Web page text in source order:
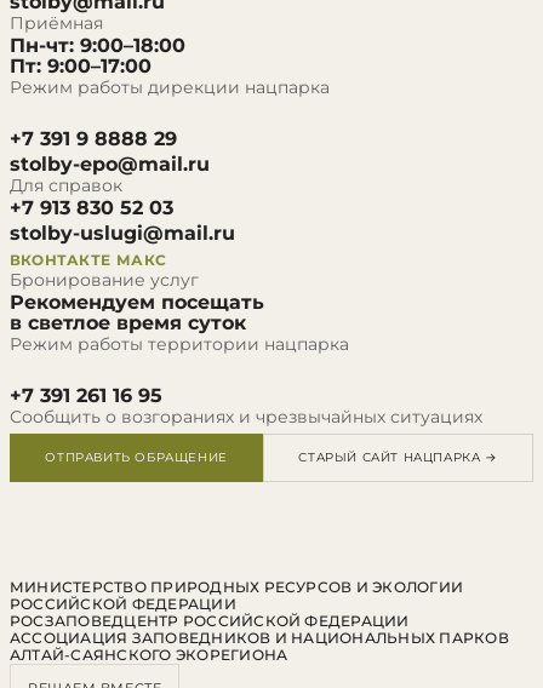
Приёмная
Пн-чт: 9:00–18:00
Пт: 9:00–17:00
Режим работы дирекции нацпарка
+7 391 9 8888 29
stolby-epo@mail.ru
Для справок
+7 913 830 52 03
stolby-uslugi@mail.ru
ВКОНТАКТЕ МАКС
Бронирование услуг
Рекомендуем посещать
в светлое время суток
Режим работы территории нацпарка
+7 391 261 16 95
Сообщить о возгораниях и чрезвычайных ситуациях
ОТПРАВИТЬ ОБРАЩЕНИЕ СТАРЫЙ САЙТ НАЦПАРКА →
МИНИСТЕРСТВО ПРИРОДНЫХ РЕСУРСОВ И ЭКОЛОГИИ
РОССИЙСКОЙ ФЕДЕРАЦИИ
РОСЗАПОВЕДЦЕНТР РОССИЙСКОЙ ФЕДЕРАЦИИ
АССОЦИАЦИЯ ЗАПОВЕДНИКОВ И НАЦИОНАЛЬНЫХ ПАРКОВ
АЛТАЙ-САЯНСКОГО ЭКОРЕГИОНА